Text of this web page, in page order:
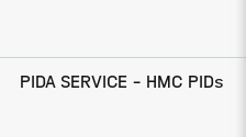
PIDA SERVICE - HMC PIDs